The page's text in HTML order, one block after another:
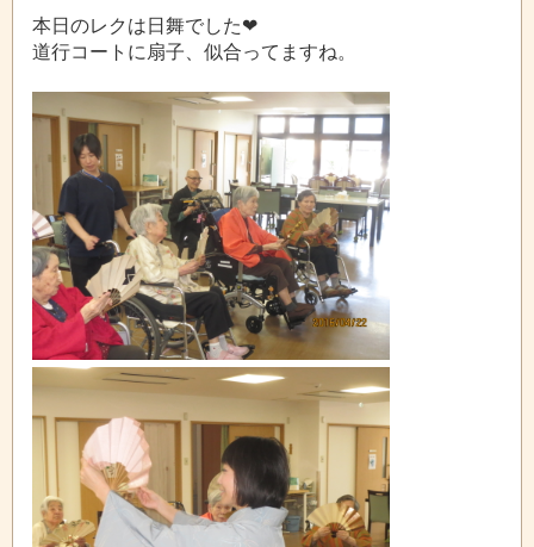
本日のレクは日舞でした❤
道行コートに扇子、似合ってますね。